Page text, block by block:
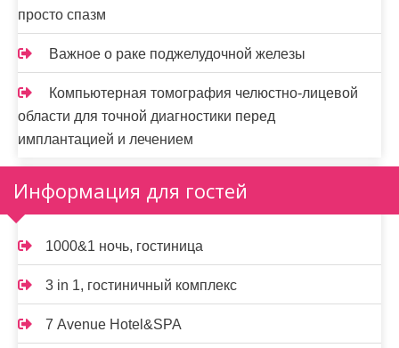
просто спазм
Важное о раке поджелудочной железы
Компьютерная томография челюстно-лицевой
области для точной диагностики перед
имплантацией и лечением
Информация для гостей
1000&1 ночь, гостиница
3 in 1, гостиничный комплекс
7 Avenue Hotel&SPA